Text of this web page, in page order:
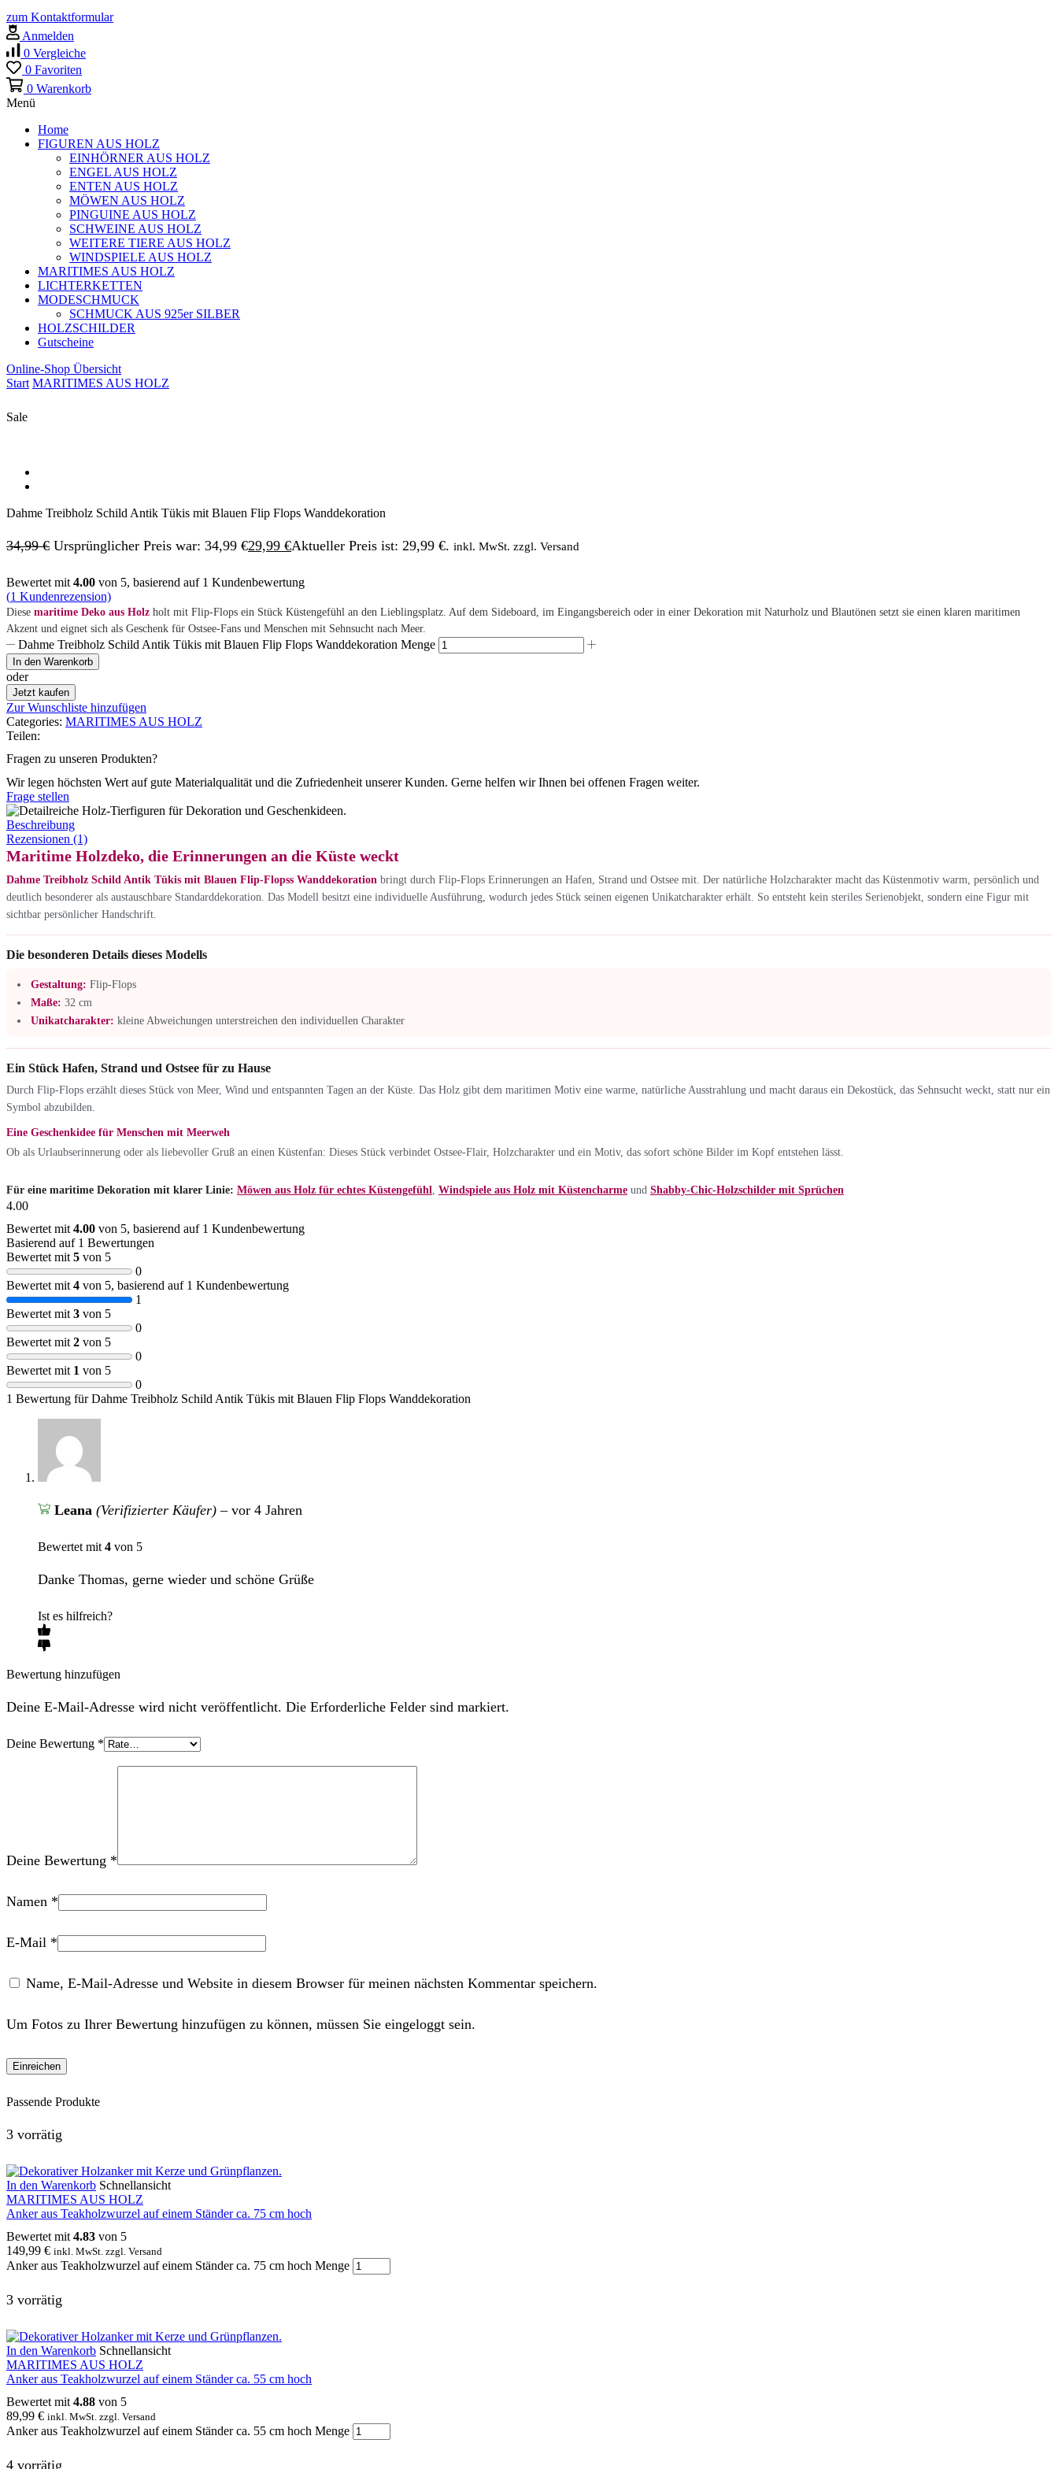
zum Kontaktformular
Anmelden
0 Vergleiche
0 Favoriten
0 Warenkorb
Menü
Home
FIGUREN AUS HOLZ
EINHÖRNER AUS HOLZ
ENGEL AUS HOLZ
ENTEN AUS HOLZ
MÖWEN AUS HOLZ
PINGUINE AUS HOLZ
SCHWEINE AUS HOLZ
WEITERE TIERE AUS HOLZ
WINDSPIELE AUS HOLZ
MARITIMES AUS HOLZ
LICHTERKETTEN
MODESCHMUCK
SCHMUCK AUS 925er SILBER
HOLZSCHILDER
Gutscheine
Online-Shop Übersicht
Start MARITIMES AUS HOLZ
Sale
Dahme Treibholz Schild Antik Tükis mit Blauen Flip Flops Wanddekoration
34,99€ Ursprünglicher Preis war: 34,99 €29,99 €Aktueller Preis ist: 29,99 €. inkl. MwSt. zzgl. Versand
Bewertet mit 4.00 von 5, basierend auf 1 Kundenbewertung
(1 Kundenrezension)
Diese maritime Deko aus Holz holt mit Flip-Flops ein Stück Küstengefühl an den Lieblingsplatz. Auf dem Sideboard, im Eingangsbereich oder in einer Dekoration mit Naturholz und Blautönen setzt sie einen klaren maritimen
Akzent und eignet sich als Geschenk für Ostsee-Fans und Menschen mit Sehnsucht nach Meer.
Dahme Treibholz Schild Antik Tükis mit Blauen Flip Flops Wanddekoration Menge
In den Warenkorb
oder
Jetzt kaufen
Zur Wunschliste hinzufügen
Categories: MARITIMES AUS HOLZ
Teilen:
Fragen zu unseren Produkten?
Wir legen höchsten Wert auf gute Materialqualität und die Zufriedenheit unserer Kunden. Gerne helfen wir Ihnen bei offenen Fragen weiter.
Frage stellen
Beschreibung
Rezensionen (1)
Maritime Holzdeko, die Erinnerungen an die Küste weckt
Dahme Treibholz Schild Antik Tükis mit Blauen Flip-Flopss Wanddekoration bringt durch Flip-Flops Erinnerungen an Hafen, Strand und Ostsee mit. Der natürliche Holzcharakter macht das Küstenmotiv warm, persönlich und
deutlich besonderer als austauschbare Standarddekoration. Das Modell besitzt eine individuelle Ausführung, wodurch jedes Stück seinen eigenen Unikatcharakter erhält. So entsteht kein steriles Serienobjekt, sondern eine Figur mit
sichtbar persönlicher Handschrift.
Die besonderen Details dieses Modells
Gestaltung: Flip-Flops
Maße: 32 cm
Unikatcharakter: kleine Abweichungen unterstreichen den individuellen Charakter
Ein Stück Hafen, Strand und Ostsee für zu Hause
Durch Flip-Flops erzählt dieses Stück von Meer, Wind und entspannten Tagen an der Küste. Das Holz gibt dem maritimen Motiv eine warme, natürliche Ausstrahlung und macht daraus ein Dekostück, das Sehnsucht weckt, statt nur ein
Symbol abzubilden.
Eine Geschenkidee für Menschen mit Meerweh
Ob als Urlaubserinnerung oder als liebevoller Gruß an einen Küstenfan: Dieses Stück verbindet Ostsee-Flair, Holzcharakter und ein Motiv, das sofort schöne Bilder im Kopf entstehen lässt.
Für eine maritime Dekoration mit klarer Linie: Möwen aus Holz für echtes Küstengefühl Windspiele aus Holz mit Küstencharme und Shabby-Chic-Holzschilder mit Sprüchen
4.00
Bewertet mit 4.00 von 5, basierend auf 1 Kundenbewertung
Basierend auf 1 Bewertungen
Bewertet mit 5 von 5
0
Bewertet mit 4 von 5, basierend auf 1 Kundenbewertung
1
Bewertet mit 3 von 5
0
Bewertet mit 2 von 5
0
Bewertet mit 1 von 5
0
1 Bewertung fürDahme Treibholz Schild Antik Tükis mit Blauen Flip Flops Wanddekoration
Leana (Verifizierter Käufer) – vor 4 Jahren
Bewertet mit 4 von 5
Danke Thomas, gerne wieder und schöne Grüße
Ist es hilfreich?
Bewertung hinzufügen
Deine E-Mail-Adresse wird nicht veröffentlicht. Die Erforderliche Felder sind markiert.
Deine Bewertung *
Deine Bewertung *
Namen *
E-Mail *
Name, E-Mail-Adresse und Website in diesem Browser für meinen nächsten Kommentar speichern.
Um Fotos zu Ihrer Bewertung hinzufügen zu können, müssen Sie eingeloggt sein.
Passende Produkte
3 vorrätig
In den Warenkorb Schnellansicht
MARITIMES AUS HOLZ
Anker aus Teakholzwurzel auf einem Ständer ca. 75 cm hoch
Bewertet mit 4.83 von 5
149,99 € inkl. MwSt. zzgl. Versand
Anker aus Teakholzwurzel auf einem Ständer ca. 75 cm hoch Menge
3 vorrätig
In den Warenkorb Schnellansicht
MARITIMES AUS HOLZ
Anker aus Teakholzwurzel auf einem Ständer ca. 55 cm hoch
Bewertet mit 4.88 von 5
89,99 € inkl. MwSt. zzgl. Versand
Anker aus Teakholzwurzel auf einem Ständer ca. 55 cm hoch Menge
4 vorrätig